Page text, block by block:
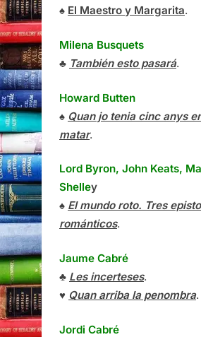
♠ El Maestro y Margarita.
Milena Busquets
♣ También esto pasará.
Howard Butten
♠ Quan jo tenia cinc anys
matar.
Lord Byron, John Keats,
Shelley
♠ El mundo roto. Tres
románticos.
Jaume Cabré
♣ Les incerteses.
♥ Quan arriba la penombra.
Jordi Cabré